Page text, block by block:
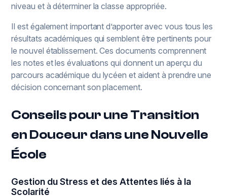
niveau et à déterminer la classe appropriée.
Il est également important d’apporter avec vous tous les
résultats académiques qui semblent être pertinents pour
le nouvel établissement. Ces documents comprennent
les notes et les évaluations qui donnent un aperçu du
parcours académique du lycéen et aident à prendre une
décision concernant son placement.
Conseils pour une Transition
en Douceur dans une Nouvelle
École
Gestion du Stress et des Attentes liés à la
Scolarité